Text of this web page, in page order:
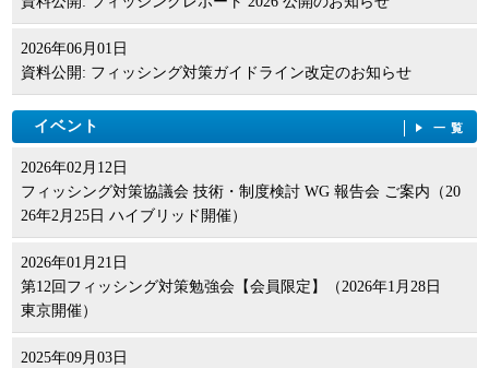
2026年06月01日
資料公開: フィッシング対策ガイドライン改定のお知らせ
イベント 一覧
2026年02月12日
フィッシング対策協議会 技術・制度検討 WG 報告会 ご案内（20
26年2月25日 ハイブリッド開催）
2026年01月21日
第12回フィッシング対策勉強会【会員限定】（2026年1月28日
東京開催）
2025年09月03日